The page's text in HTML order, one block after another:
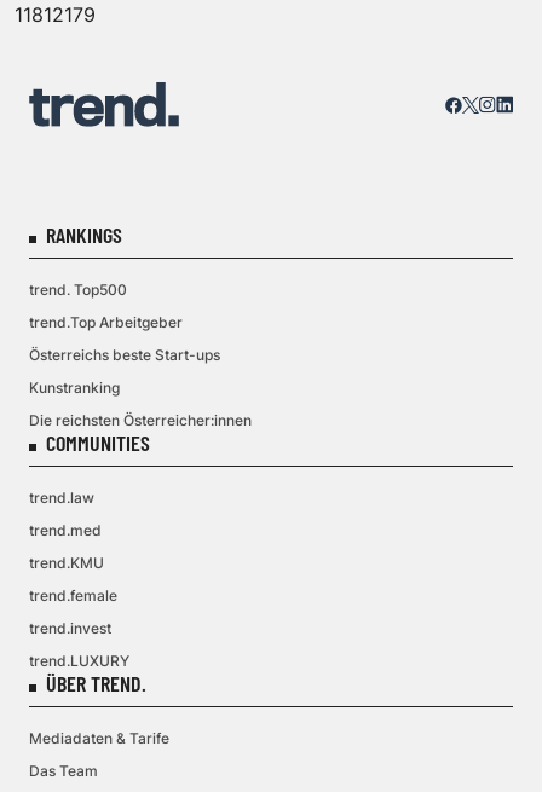
11812179
RANKINGS
trend. Top500
trend.Top Arbeitgeber
Österreichs beste Start-ups
Kunstranking
Die reichsten Österreicher:innen
COMMUNITIES
trend.law
trend.med
trend.KMU
trend.female
trend.invest
trend.LUXURY
ÜBER TREND.
Mediadaten & Tarife
Das Team